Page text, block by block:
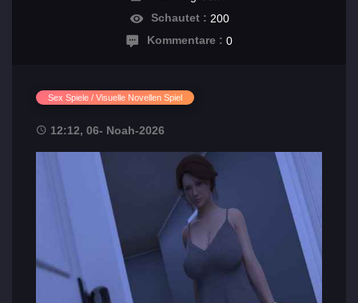
Schautet : 200
Kommentare : 0
Sex Spiele / Visuelle Novellen Spiel
12:12, 06- Noah-2026